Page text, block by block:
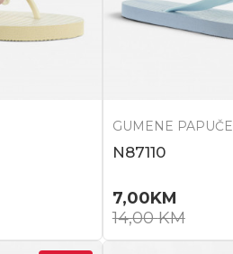
GUMENE PAPUČE
N87110
7,00KM
14,00KM